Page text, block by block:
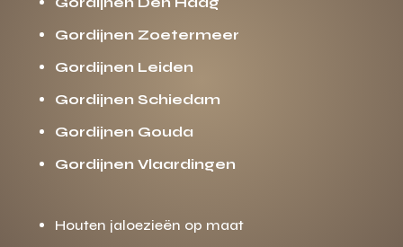
Gordijnen Zoetermeer
Gordijnen Leiden
Gordijnen Schiedam
Gordijnen Gouda
Gordijnen Vlaardingen
Houten jaloezieën op maat